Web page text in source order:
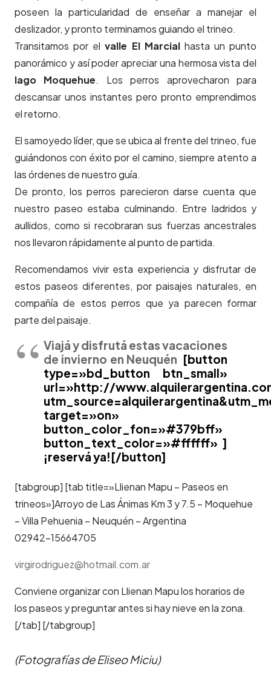
poseen la particularidad de enseñar a manejar el
deslizador, y pronto terminamos guiando el trineo.
Transitamos por elvalle El Marcialhasta un punto
panorámico y así poder apreciar una hermosa vista del
lago Moquehue. Los perros aprovecharon para
descansar unos instantes pero pronto emprendimos
el retorno.
El samoyedo líder, que se ubica al frente del trineo, fue
guiándonos con éxito por el camino, siempre atento a
las órdenes de nuestro guía.
De pronto, los perros parecieron darse cuenta que
nuestro paseo estaba culminando. Entre ladridos y
aullidos, como si recobraran sus fuerzas ancestrales
nos llevaron rápidamente al punto de partida.
Recomendamos vivir esta experiencia y disfrutar de
estos paseos diferentes, por paisajes naturales, en
compañía de estos perros que ya parecen formar
parte del paisaje.
Viajá y disfrutá estas vacaciones
de invierno en Neuquén [button
type=»bd_button btn_small»
url=»http://
target=»on»
button_color_fon=»#379bff»
button_text_color=»#ffffff» ]
¡reservá ya![/button]
[tabgroup] [tab title=»Llienan Mapu – Paseos en
trineos»]Arroyo de Las Ánimas Km 3 y 7.5 – Moquehue
– Villa Pehuenia – Neuquén – Argentina
02942-15664705
virgirodriguez@hotmail.com.ar
Conviene organizar con Llienan Mapu los horarios de
los paseos y preguntar antes si hay nieve en la zona.
[/tab] [/tabgroup]
(Fotografías de Eliseo Miciu)